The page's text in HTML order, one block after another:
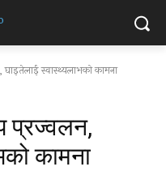
स्वास्थ्यलाभको कामना
प्रज्वलन,
कामना